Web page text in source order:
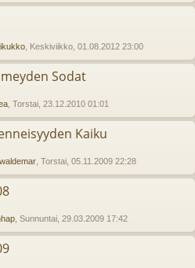
, Keskiviikko, 01.08.2012 23:00
Sodat
, Torstai, 23.12.2010 01:01
Kaiku
, Torstai, 05.11.2009 22:28
, Sunnuntai, 29.03.2009 17:42